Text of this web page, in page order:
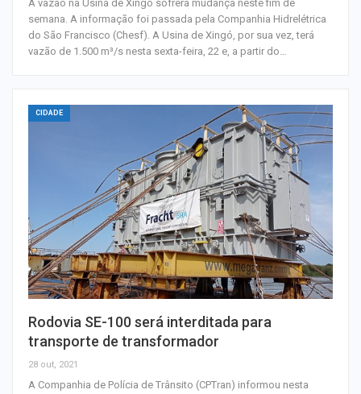
A vazão na Usina de Xingó sofrerá mudança neste fim de
semana. A informação foi passada pela Companhia Hidrelétrica
do São Francisco (Chesf). A Usina de Xingó, por sua vez, terá
vazão de 1.500 m³/s nesta sexta-feira, 22 e, a partir do…
CIDADE
Rodovia SE-100 será interditada para
transporte de transformador
28 out, 2021
A Companhia de Polícia de Trânsito (CPTran) informou nesta